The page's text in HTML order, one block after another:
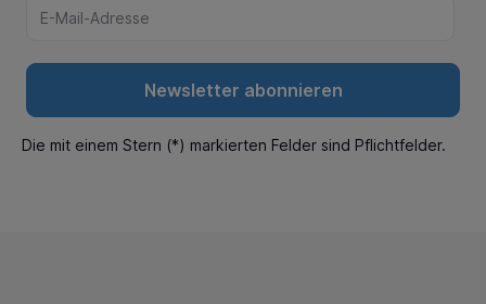
Newsletter abonnieren
Die mit einem Stern (*) markierten Felder sind Pflichtfelder.